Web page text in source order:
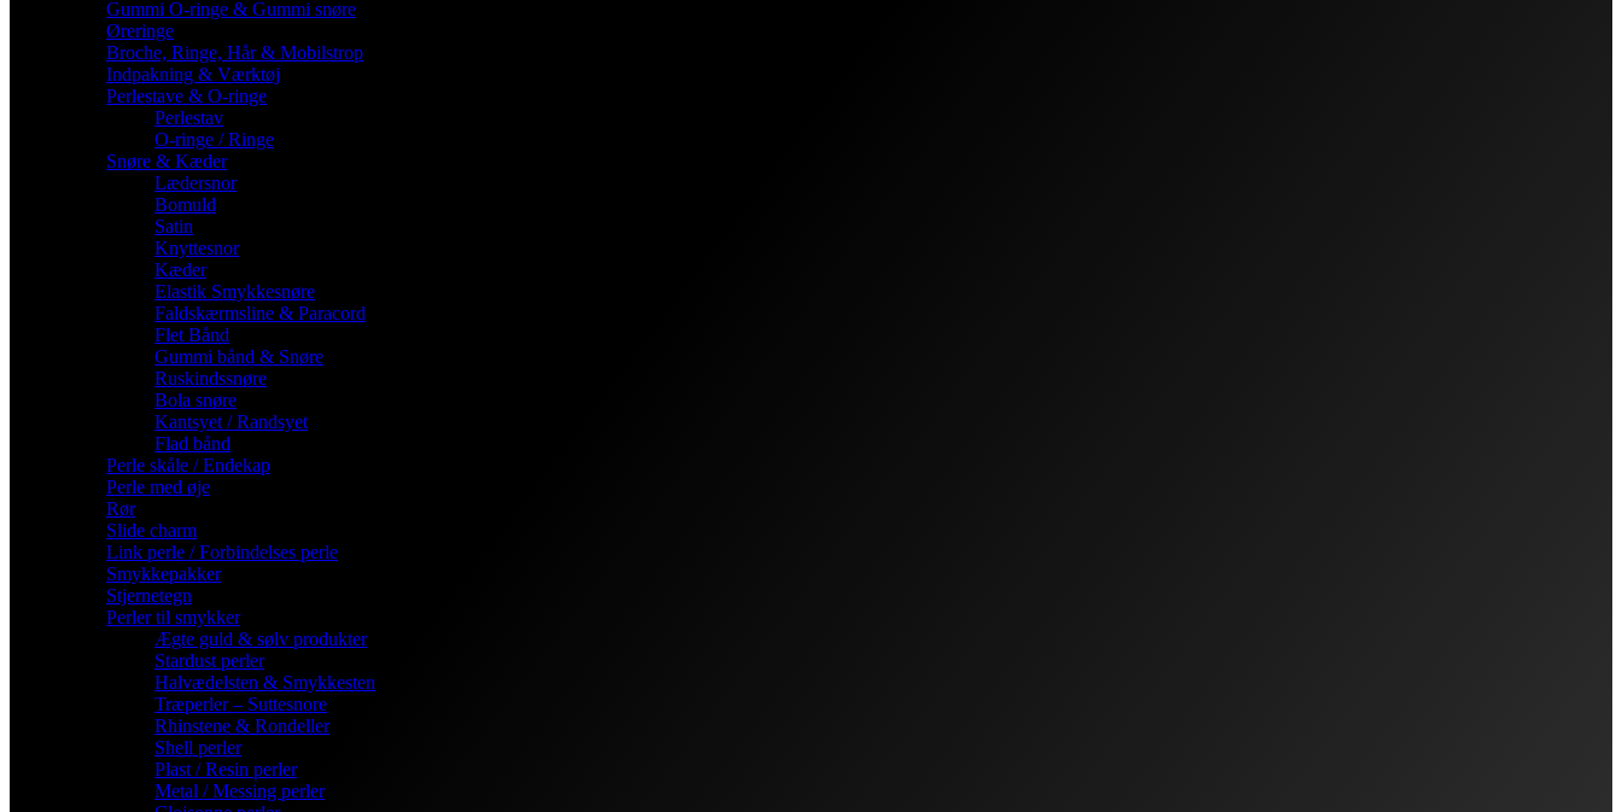
Gummi O-ringe & Gummi snøre
Øreringe
Broche, Ringe, Hår & Mobilstrop
Indpakning & Værktøj
Perlestave & O-ringe
Perlestav
O-ringe / Ringe
Snøre & Kæder
Lædersnor
Bomuld
Satin
Knyttesnor
Kæder
Elastik Smykkesnøre
Faldskærmsline & Paracord
Flet Bånd
Gummi bånd & Snøre
Ruskindssnøre
Bola snøre
Kantsyet / Randsyet
Flad bånd
Perle skåle / Endekap
Perle med øje
Rør
Slide charm
Link perle / Forbindelses perle
Smykkepakker
Stjernetegn
Perler til smykker
Ægte guld & sølv produkter
Stardust perler
Halvædelsten & Smykkesten
Træperler – Suttesnore
Rhinstene & Rondeller
Shell perler
Plast / Resin perler
Metal / Messing perler